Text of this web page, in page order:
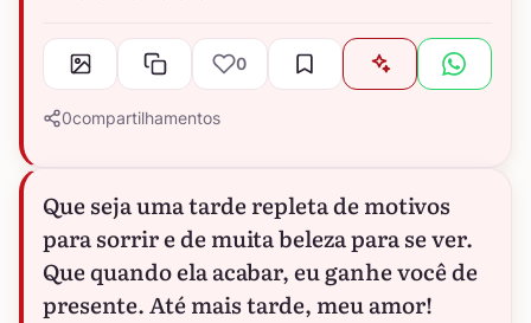
0
0compartilhamentos
Que seja uma tarde repleta de motivos
para sorrir e de muita beleza para se ver.
Que quando ela acabar, eu ganhe você de
presente. Até mais tarde, meu amor!